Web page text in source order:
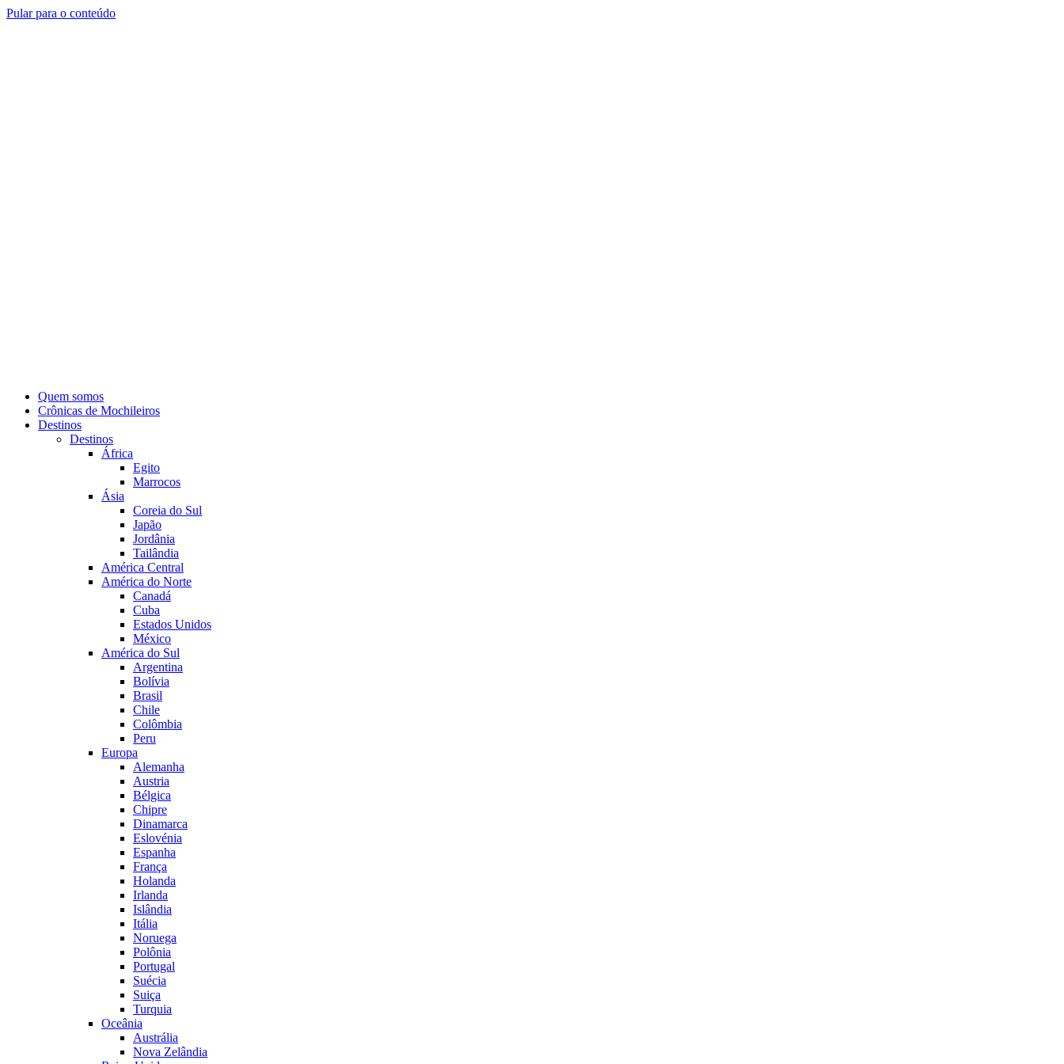
Pular para o conteúdo
Quem somos
Crônicas de Mochileiros
Destinos
Destinos
África
Egito
Marrocos
Ásia
Coreia do Sul
Japão
Jordânia
Tailândia
América Central
América do Norte
Canadá
Cuba
Estados Unidos
México
América do Sul
Argentina
Bolívia
Brasil
Chile
Colômbia
Peru
Europa
Alemanha
Austria
Bélgica
Chipre
Dinamarca
Eslovénia
Espanha
França
Holanda
Irlanda
Islândia
Itália
Noruega
Polônia
Portugal
Suécia
Suiça
Turquia
Oceânia
Austrália
Nova Zelândia